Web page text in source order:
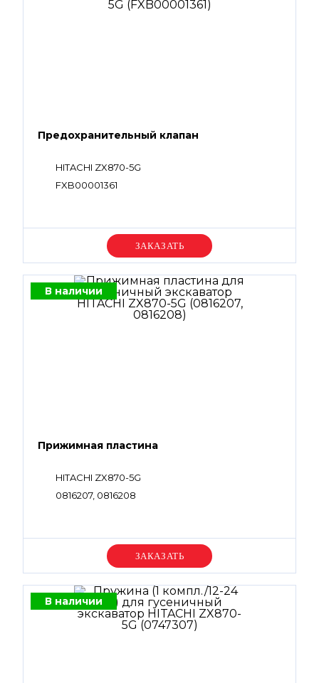
Предохранительный клапан
HITACHI ZX870-5G
FXB00001361
Уточняйте цену
В наличии
Прижимная пластина
HITACHI ZX870-5G
0816207, 0816208
Уточняйте цену
В наличии